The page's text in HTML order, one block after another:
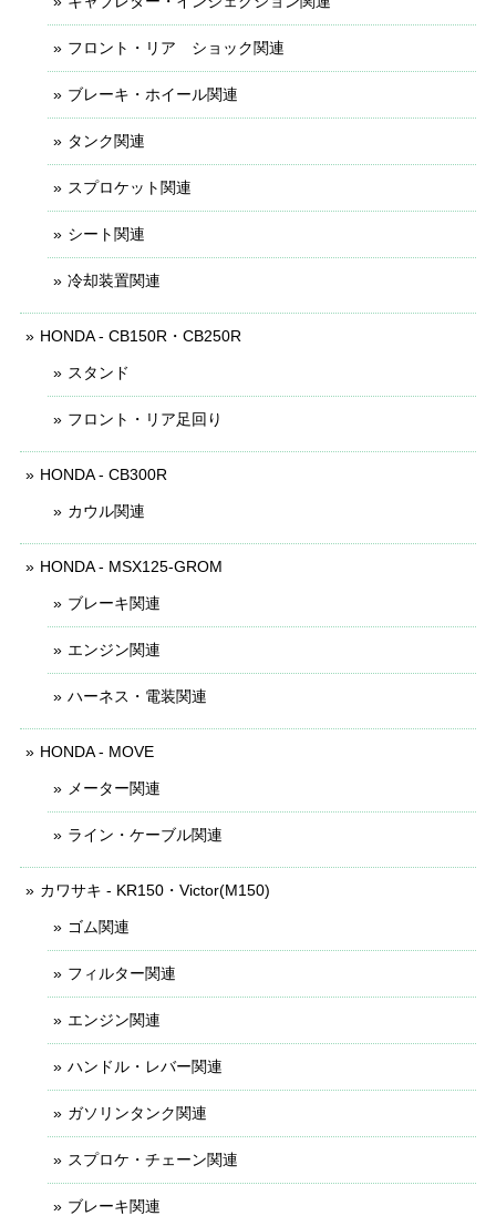
フロント・リア ショック関連
ブレーキ・ホイール関連
タンク関連
スプロケット関連
シート関連
冷却装置関連
HONDA - CB150R・CB250R
スタンド
フロント・リア足回り
HONDA - CB300R
カウル関連
HONDA - MSX125-GROM
ブレーキ関連
エンジン関連
ハーネス・電装関連
HONDA - MOVE
メーター関連
ライン・ケーブル関連
カワサキ - KR150・Victor(M150)
ゴム関連
フィルター関連
エンジン関連
ハンドル・レバー関連
ガソリンタンク関連
スプロケ・チェーン関連
ブレーキ関連